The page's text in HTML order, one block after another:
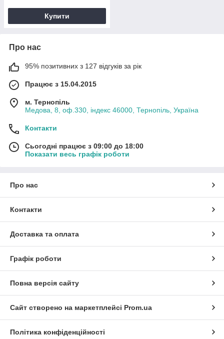
Купити
Про нас
95% позитивних з 127 відгуків за рік
Працює з 15.04.2015
м. Тернопіль
Медова, 8, оф.330, індекс 46000, Тернопіль, Україна
Контакти
Сьогодні працює з 09:00 до 18:00
Показати весь графік роботи
Про нас
Контакти
Доставка та оплата
Графік роботи
Повна версія сайту
Сайт створено на маркетплейсі Prom.ua
Політика конфіденційності